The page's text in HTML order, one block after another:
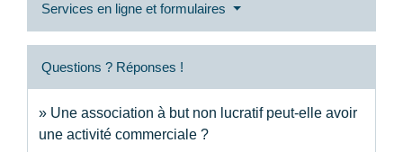
Services en ligne et formulaires
Questions ? Réponses !
Une association à but non lucratif peut-elle avoir
une activité commerciale ?